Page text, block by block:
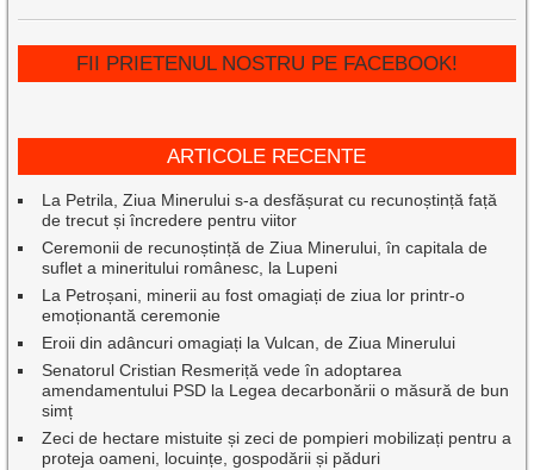
FII PRIETENUL NOSTRU PE FACEBOOK!
ARTICOLE RECENTE
La Petrila, Ziua Minerului s-a desfășurat cu recunoștință față
de trecut și încredere pentru viitor
Ceremonii de recunoștință de Ziua Minerului, în capitala de
suflet a mineritului românesc, la Lupeni
La Petroșani, minerii au fost omagiați de ziua lor printr-o
emoționantă ceremonie
Eroii din adâncuri omagiați la Vulcan, de Ziua Minerului
Senatorul Cristian Resmeriță vede în adoptarea
amendamentului PSD la Legea decarbonării o măsură de bun
simț
Zeci de hectare mistuite și zeci de pompieri mobilizați pentru a
proteja oameni, locuințe, gospodării și păduri